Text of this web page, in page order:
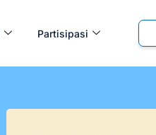
Partisipasi